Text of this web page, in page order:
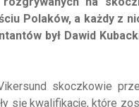
Polaków, a każdy z
był Dawid
skoczkowie
się kwalifikacje, które